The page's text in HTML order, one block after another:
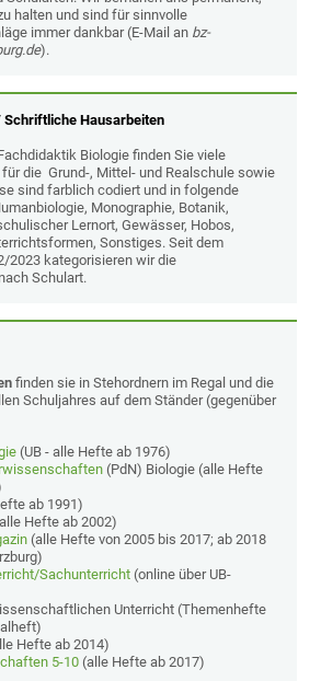
halten und sind für sinnvolle
immer dankbar (E-Mail an bz-
).
Hausarbeiten
Biologie finden Sie viele
für die Grund-, Mittel- und Realschule sowie
sind farblich codiert und in folgende
Monographie, Botanik,
Lernort, Gewässer, Hobos,
Sonstiges. Seit dem
2023 kategorisieren wir die
Schulart.
finden sie in Stehordnern im Regal und die
Schuljahres auf dem Ständer (gegenüber
(UB - alle Hefte ab 1976)
(PdN) Biologie (alle Hefte
ab 1991)
Hefte ab 2002)
(alle Hefte von 2005 bis 2017; ab 2018
Sachunterricht (online über UB-
Unterricht (Themenhefte
Hefte ab 2014)
5-10 (alle Hefte ab 2017)